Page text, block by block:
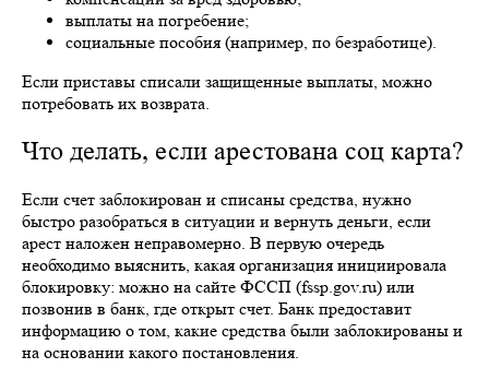
выплаты на погребение;
социальные пособия (например, по безработице).
Если приставы списали защищенные выплаты, можно
потребовать их возврата.
Что делать, если арестована соц карта?
Если счет заблокирован и списаны средства, нужно
быстро разобраться в ситуации и вернуть деньги, если
арест наложен неправомерно. В первую очередь
необходимо выяснить, какая организация инициировала
блокировку: можно на сайте ФССП (fssp.gov.ru) или
позвонив в банк, где открыт счет. Банк предоставит
информацию о том, какие средства были заблокированы и
на основании какого постановления.